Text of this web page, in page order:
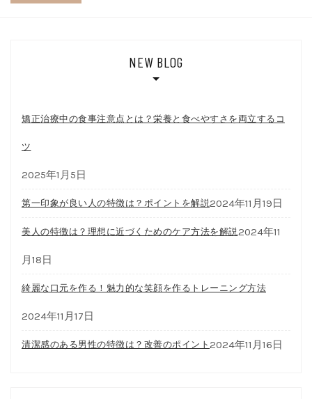
NEW BLOG
矯正治療中の食事注意点とは？栄養と食べやすさを両立するコ
ツ
2025年1月5日
第一印象が良い人の特徴は？ポイントを解説2024年11月19日
美人の特徴は？理想に近づくためのケア方法を解説 2024年11
月18日
綺麗な口元を作る！魅力的な笑顔を作るトレーニング方法
2024年11月17日
清潔感のある男性の特徴は？改善のポイント 2024年11月16日